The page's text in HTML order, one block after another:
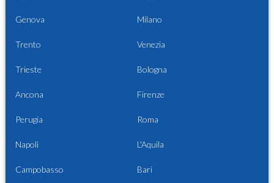
Genova Milano
Trento Venezia
Trieste Bologna
Ancona Firenze
Perugia Roma
Napoli L'Aquila
Campobasso Bari